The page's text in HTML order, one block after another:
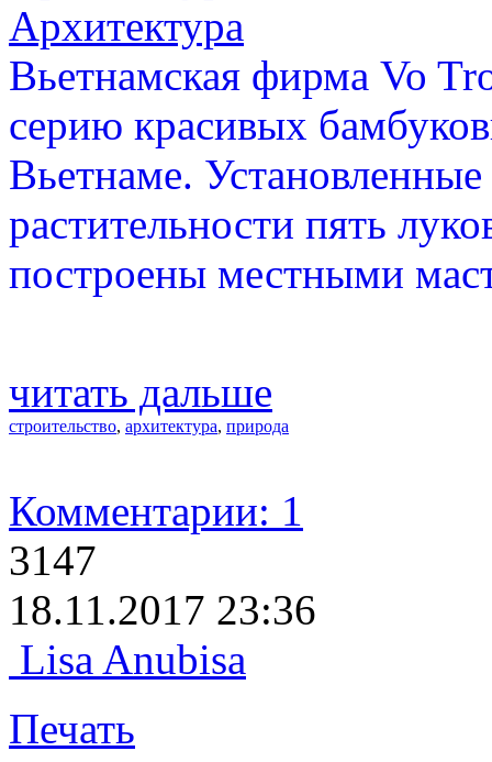
Архитектура
Вьетнамская фирма Vo
серию красивых
Вьетнаме.
растительности пять
построены местными
читать дальше
строительство, архитектура, природа
Комментарии: 1
3147
18.11.2017 23:36
Lisa Anubisa
Печать